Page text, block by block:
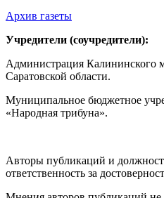
Архив газеты
Учредители (соучредители):
Администрация Калининского
Саратовской области.
Муниципальное бюджетное
«Народная трибуна».
Авторы публикаций и
ответственность за